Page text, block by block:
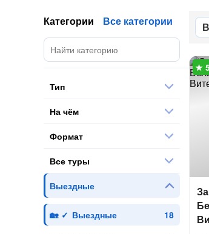
Категории Все категории
Тип
На чём
Формат
Все туры
Выездные
Выездные